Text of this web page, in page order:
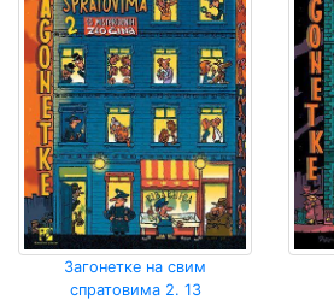
Загонетке на свим
спратовима 2. 13